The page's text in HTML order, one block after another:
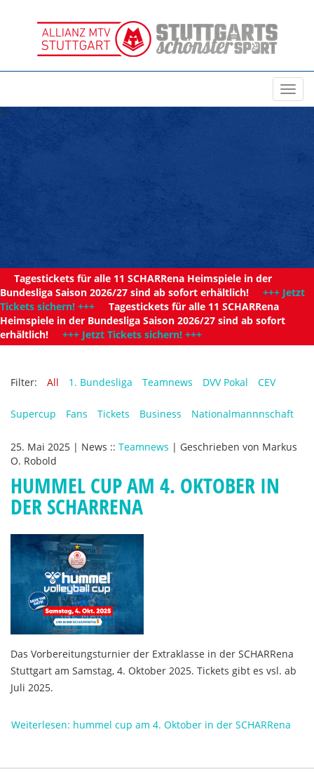
11
Tagestickets für alle 11 SCHARRena Heimspiele in der
Bundesliga Saison 2026/27 sind ab sofort erhältlich! +++ Jetzt
Tickets sichern! +++ Tagestickets für alle 11 SCHARRena
Heimspiele in der Bundesliga Saison 2026/27 sind ab sofort
erhältlich! +++ Jetzt Tickets sichern! +++
Filter: All 1. Bundesliga Teamnews DVV Pokal CEV
Supercup Fans Tickets Business Nationalmannnschaft
25. Mai 2025 | News :: Teamnews | Geschrieben von Markus
O. Robold
HUMMEL CUP AM 4. OKTOBER IN
DER SCHARRENA
Das Vorbereitungsturnier der Extraklasse in der SCHARRena
Stuttgart am Samstag, 4. Oktober 2025. Tickets gibt es vsl. ab
Juli 2025.
Weiterlesen: hummel cup am 4. Oktober in der SCHARRena